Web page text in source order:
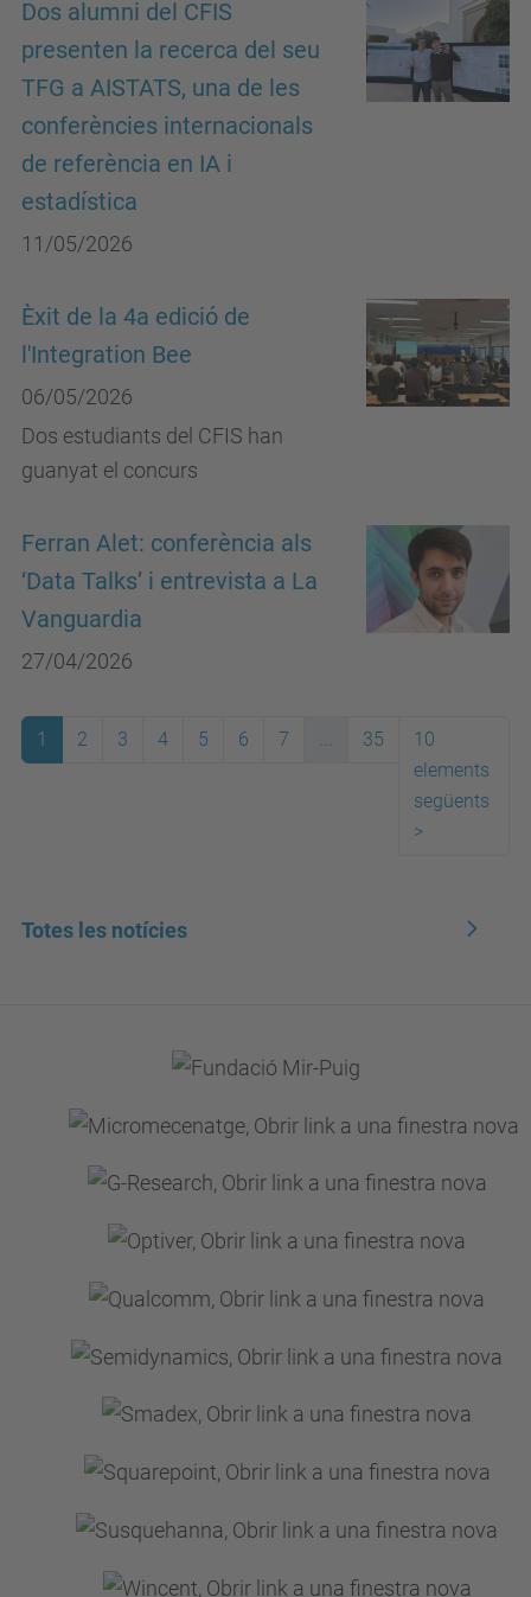
Dos alumni del CFIS
presenten la recerca del seu
TFG a AISTATS, una de les
conferències internacionals
de referència en IA i
estadística
11/05/2026
Èxit de la 4a edició de
l'Integration Bee
06/05/2026
Dos estudiants del CFIS han
guanyat el concurs
Ferran Alet: conferència als
‘Data Talks’ i entrevista a La
Vanguardia
27/04/2026
1 2 3 4 5 6 7 ... 35
10
elements
següents
>
Totes les notícies